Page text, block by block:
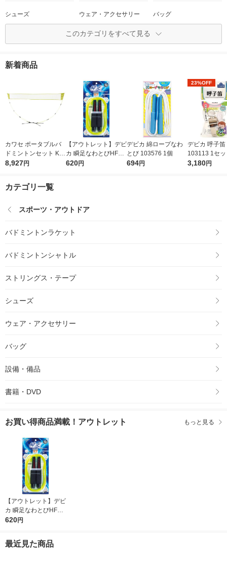
シューズ ウェア・アクセサリー バッグ
このカテゴリをすべて見る
新着商品
カワセ ポータブルバ
ドミントンセット KW
-610 1セット（直送
8,927円
【アウトレット】デビ
カ 瞬足なわとびHFブ
ラックマックス 1035
620円
デビカ 綿ロープなわ
とび 103576 1個
694円
23%OFF
デビカ 呼子笛
103113 1セ
個）
3,180円
カテゴリ一覧
スポーツ・アウトドア
バドミントンラケット
バドミントンシャトル
ストリングス・テープ
シューズ
ウェア・アクセサリー
バッグ
設備・備品
書籍・DVD
お買い得商品満載！アウトレット もっと見る
【アウトレット】デビ
カ 瞬足なわとびHFブ
ラックマックス 1035
620円
最近見た商品